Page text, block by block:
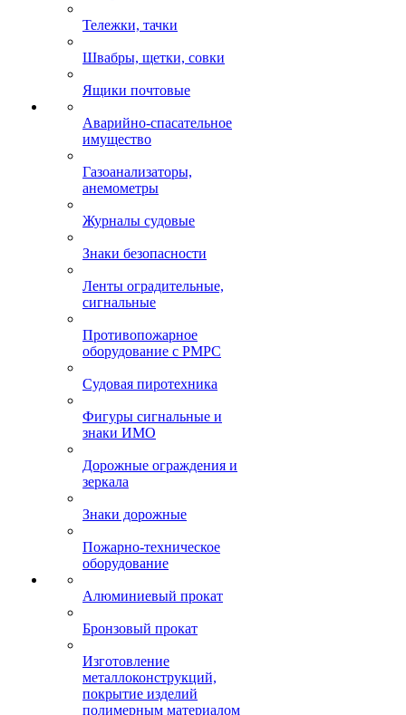
Тележки, тачки
Швабры, щетки, совки
Ящики почтовые
Аварийно-спасательное
имущество
Газоанализаторы,
анемометры
Журналы судовые
Знаки безопасности
Ленты оградительные,
сигнальные
Противопожарное
оборудование с РМРС
Судовая пиротехника
Фигуры сигнальные и
знаки ИМО
Дорожные ограждения и
зеркала
Знаки дорожные
Пожарно-техническое
оборудование
Алюминиевый прокат
Бронзовый прокат
Изготовление
металлоконструкций,
покрытие изделий
полимерным материалом